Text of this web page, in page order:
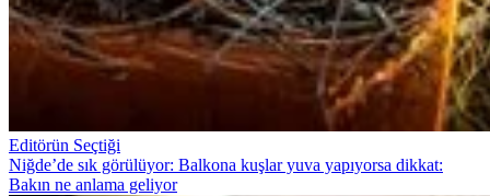
Editörün Seçtiği
Niğde’de sık görülüyor: Balkona kuşlar yuva yapıyorsa dikkat:
Bakın ne anlama geliyor